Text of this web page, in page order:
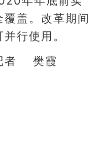
盖。改革期间
行使用。
者 樊霞